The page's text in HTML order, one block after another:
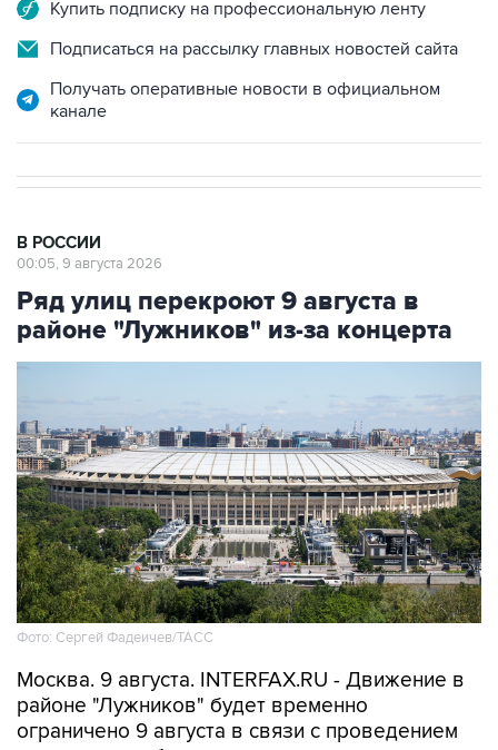
Получать оперативные новости в официальном
Ряд улиц перекроют 9 августа в
районе "Лужников" из-за концерта
Фото: Сергей Фадеичев/ТАСС
Москва. 9 августа. INTERFAX.RU - Движение в
ограничено 9 августа в связи с проведением
концерта, сообщили в столичном департаменте
транспорта.